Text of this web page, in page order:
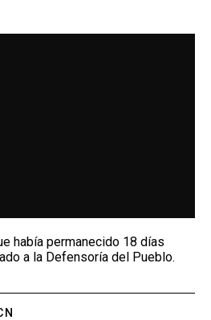
7:00 PM
había permanecido 18 días
a la Defensoría del Pueblo.